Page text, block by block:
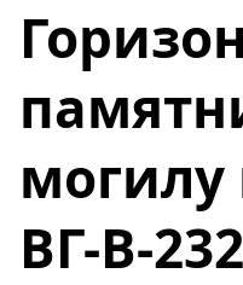
ВГ-В-232